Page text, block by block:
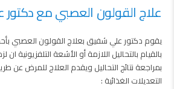
علاج القولون العصبي مع
يقوم دكتور علي شفيق بعلاج القولون العصبي
بالقيام بالتحاليل اللازمة أو الأشعة التلفزيونية
بمراجعة نتائج التحاليل ويقدم العلاج للمرض عن
التعديلات الغذائية :